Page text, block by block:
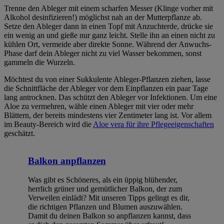
Trenne den Ableger mit einem scharfen Messer (Klinge vorher mit
Alkohol desinfizieren!) möglichst nah an der Mutterpflanze ab.
Setze den Ableger dann in einen Topf mit Anzuchterde, drücke sie
ein wenig an und gieße nur ganz leicht. Stelle ihn an einen nicht zu
kühlen Ort, vermeide aber direkte Sonne. Während der Anwuchs-
Phase darf dein Ableger nicht zu viel Wasser bekommen, sonst
gammeln die Wurzeln.
Möchtest du von einer Sukkulente Ableger-Pflanzen ziehen, lasse
die Schnittfläche der Ableger vor dem Einpflanzen ein paar Tage
lang antrocknen. Das schützt den Ableger vor Infektionen. Um eine
Aloe zu vermehren, wähle einen Ableger mit vier oder mehr
Blättern, der bereits mindestens vier Zentimeter lang ist. Vor allem
im Beauty-Bereich wird die Aloe vera für ihre Pflegeeigenschaften
geschätzt.
Balkon anpflanzen
Was gibt es Schöneres, als ein üppig blühender,
herrlich grüner und gemütlicher Balkon, der zum
Verweilen einlädt? Mit unseren Tipps gelingt es dir,
die richtigen Pflanzen und Blumen auszuwählen.
Damit du deinen Balkon so anpflanzen kannst, dass